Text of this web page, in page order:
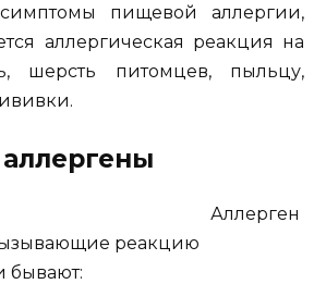
пищевой аллергии,
аллергическая реакция на
шерсть питомцев, пыльцу,
Аллерген
реакцию
бывают: